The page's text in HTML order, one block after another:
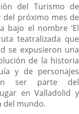
del Turismo de
próximo mes de
bajo el nombre ‘El
teatralizada que
se expusieron una
de la historia
y de personajes
ser parte del
en Valladolid y
del mundo.